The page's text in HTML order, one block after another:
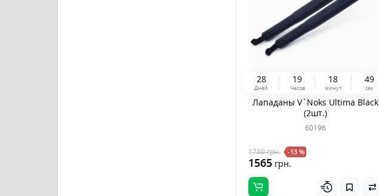
28
Дней
19
Часов
18
минут
48
сек
Лападаны V`Noks Ultima Black
(2шт.)
60196
1789грн. -13 %
1565грн.